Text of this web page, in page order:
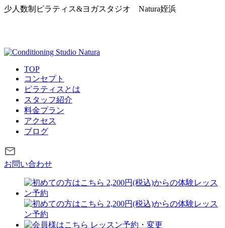
少人数制ピラティス&ヨガスタジオ Natura姪浜
TOP
コンセプト
ピラティスとは
スタッフ紹介
料金プラン
アクセス
ブログ
お問い合わせ